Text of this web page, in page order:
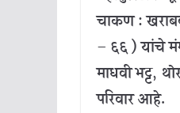
चाकण :
– ६६ ) यांचे
माधवी भट्ट,
परिवार आहे.